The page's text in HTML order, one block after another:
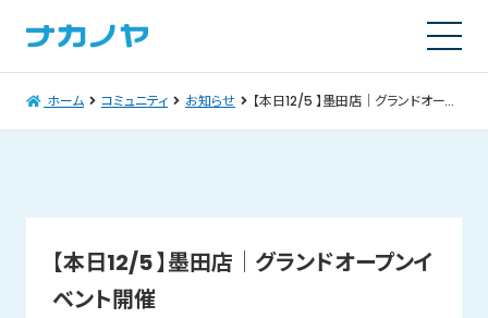
ホーム コミュニティ お知らせ 【本日12/5 】墨田店│グランドオープンイベント開催
【本日12/5 】墨田店│グランドオープンイ
ベント開催